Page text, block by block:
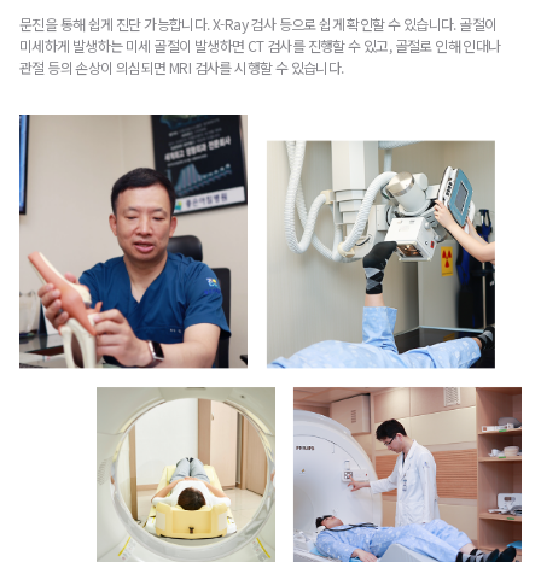
문진을 통해 쉽게 진단 가능합니다. X-Ray 검사 등으로 쉽게 확인할 수 있습니다. 골절이
미세하게 발생하는 미세 골절이 발생하면 CT 검사를 진행할 수 있고, 골절로 인해 인대나
관절 등의 손상이 의심되면 MRI 검사를 시행할 수 있습니다.